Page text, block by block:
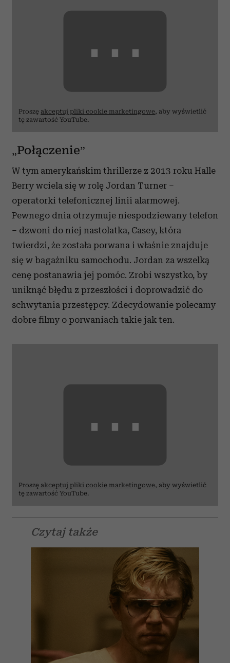
⋯
Proszę akceptuj pliki cookie marketingowe, aby wyświetlić
tę zawartość YouTube.
„Połączenie”
W tym amerykańskim thrillerze z 2013 roku Halle
Berry wciela się w rolę Jordan Turner –
operatorki telefonicznej linii alarmowej.
Pewnego dnia otrzymuje niespodziewany telefon
– dzwoni do niej nastolatka, Casey, która
twierdzi, że została porwana i właśnie znajduje
się w bagażniku samochodu. Jordan za wszelką
cenę postanawia jej pomóc. Zrobi wszystko, by
uniknąć błędu z przeszłości i doprowadzić do
schwytania przestępcy. Zdecydowanie polecamy
dobre filmy o porwaniach takie jak ten.
⋯
Proszę akceptuj pliki cookie marketingowe, aby wyświetlić
tę zawartość YouTube.
Czytaj także